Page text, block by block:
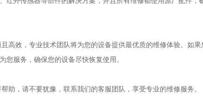
效，专业技术团队将为您的设备提供最优质的维修体验。如果
您服务，确保您的设备尽快恢复使用。
，请不要犹豫，联系我们的客服团队，享受专业的维修服务。